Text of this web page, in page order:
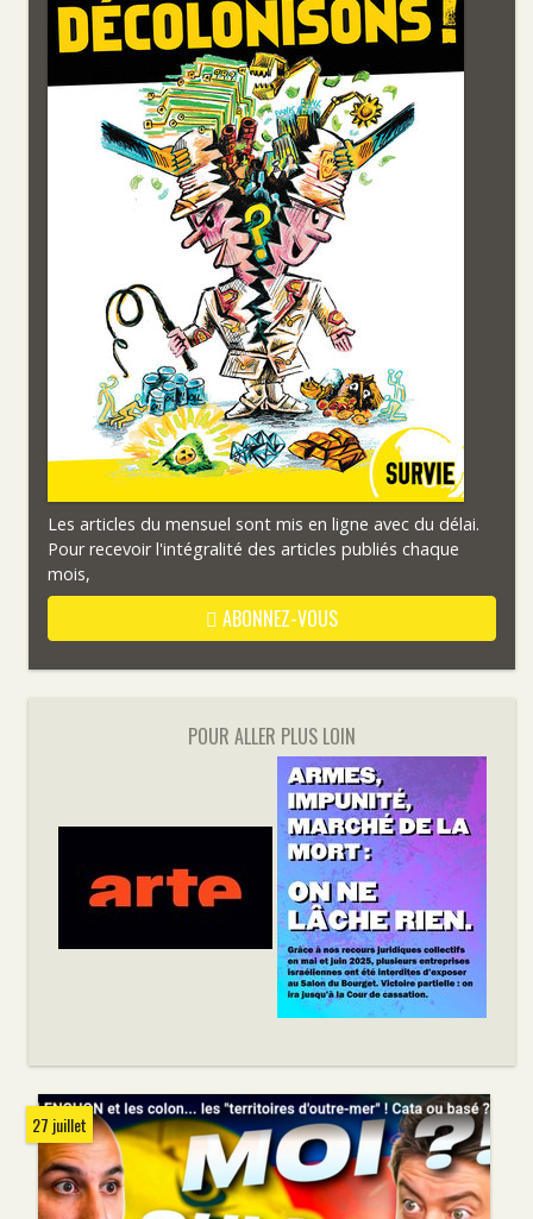
Les articles du mensuel sont mis en ligne avec du délai.
Pour recevoir l'intégralité des articles publiés chaque
mois,
ABONNEZ-VOUS
POUR ALLER PLUS LOIN
27 juillet